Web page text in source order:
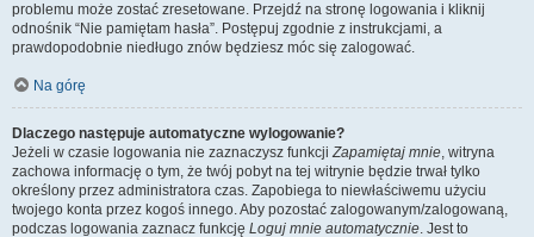
problemu może zostać zresetowane. Przejdź na stronę logowania i kliknij
odnośnik “Nie pamiętam hasła”. Postępuj zgodnie z instrukcjami, a
prawdopodobnie niedługo znów będziesz móc się zalogować.
Na górę
Dlaczego następuje automatyczne wylogowanie?
Jeżeli w czasie logowania nie zaznaczysz funkcjiZapamiętaj mnie, witryna
zachowa informację o tym, że twój pobyt na tej witrynie będzie trwał tylko
określony przez administratora czas. Zapobiega to niewłaściwemu użyciu
twojego konta przez kogoś innego. Aby pozostać zalogowanym/zalogowaną,
podczas logowania zaznacz funkcję Loguj mnie automatycznie. Jest to